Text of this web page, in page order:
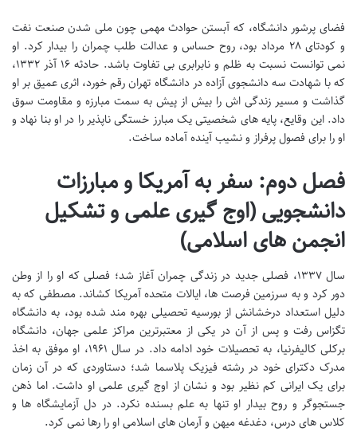
فضای پرشور دانشگاه، که آبستن حوادث مهمی چون ملی شدن صنعت نفت
و کودتای ۲۸ مرداد بود، روح حساس و عدالت طلب چمران را بیدار کرد. او
نمی توانست نسبت به ظلم و نابرابری بی تفاوت باشد. حادثه ۱۶ آذر ۱۳۳۲،
که با شهادت سه دانشجوی آزاده در دانشگاه تهران رقم خورد، اثری عمیق بر او
گذاشت و مسیر زندگی اش را بیش از پیش به سمت مبارزه و مقاومت سوق
داد. این وقایع، پایه های شخصیتی یک مبارز خستگی ناپذیر را در او بنا نهاد و
او را برای فصول پرفراز و نشیب آینده آماده ساخت.
فصل دوم: سفر به آمریکا و مبارزات
دانشجویی (اوج گیری علمی و تشکیل
انجمن های اسلامی)
سال ۱۳۳۷، فصلی جدید در زندگی چمران آغاز شد؛ فصلی که او را از وطن
دور کرد و به سرزمین فرصت ها، ایالات متحده آمریکا کشاند. مصطفی که به
دلیل استعداد درخشانش از بورسیه تحصیلی بهره مند شده بود، به دانشگاه
تگزاس رفت و پس از آن در یکی از معتبرترین مراکز علمی جهان، دانشگاه
برکلی کالیفرنیا، به تحصیلات خود ادامه داد. در سال ۱۹۶۱، او موفق به اخذ
مدرک دکترای خود در رشته فیزیک پلاسما شد؛ دستاوردی که در آن زمان
برای یک ایرانی کم نظیر بود و نشان از اوج گیری علمی او داشت. اما ذهن
جستجوگر و روح بیدار او تنها به علم بسنده نکرد. در دل آزمایشگاه ها و
کلاس های درس، دغدغه میهن و آرمان های اسلامی او را رها نمی کرد.